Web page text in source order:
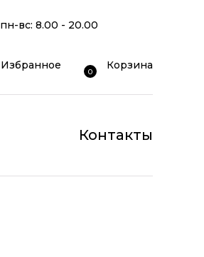
пн-вс: 8.00 - 20.00
Избранное
0
Корзина
Контакты